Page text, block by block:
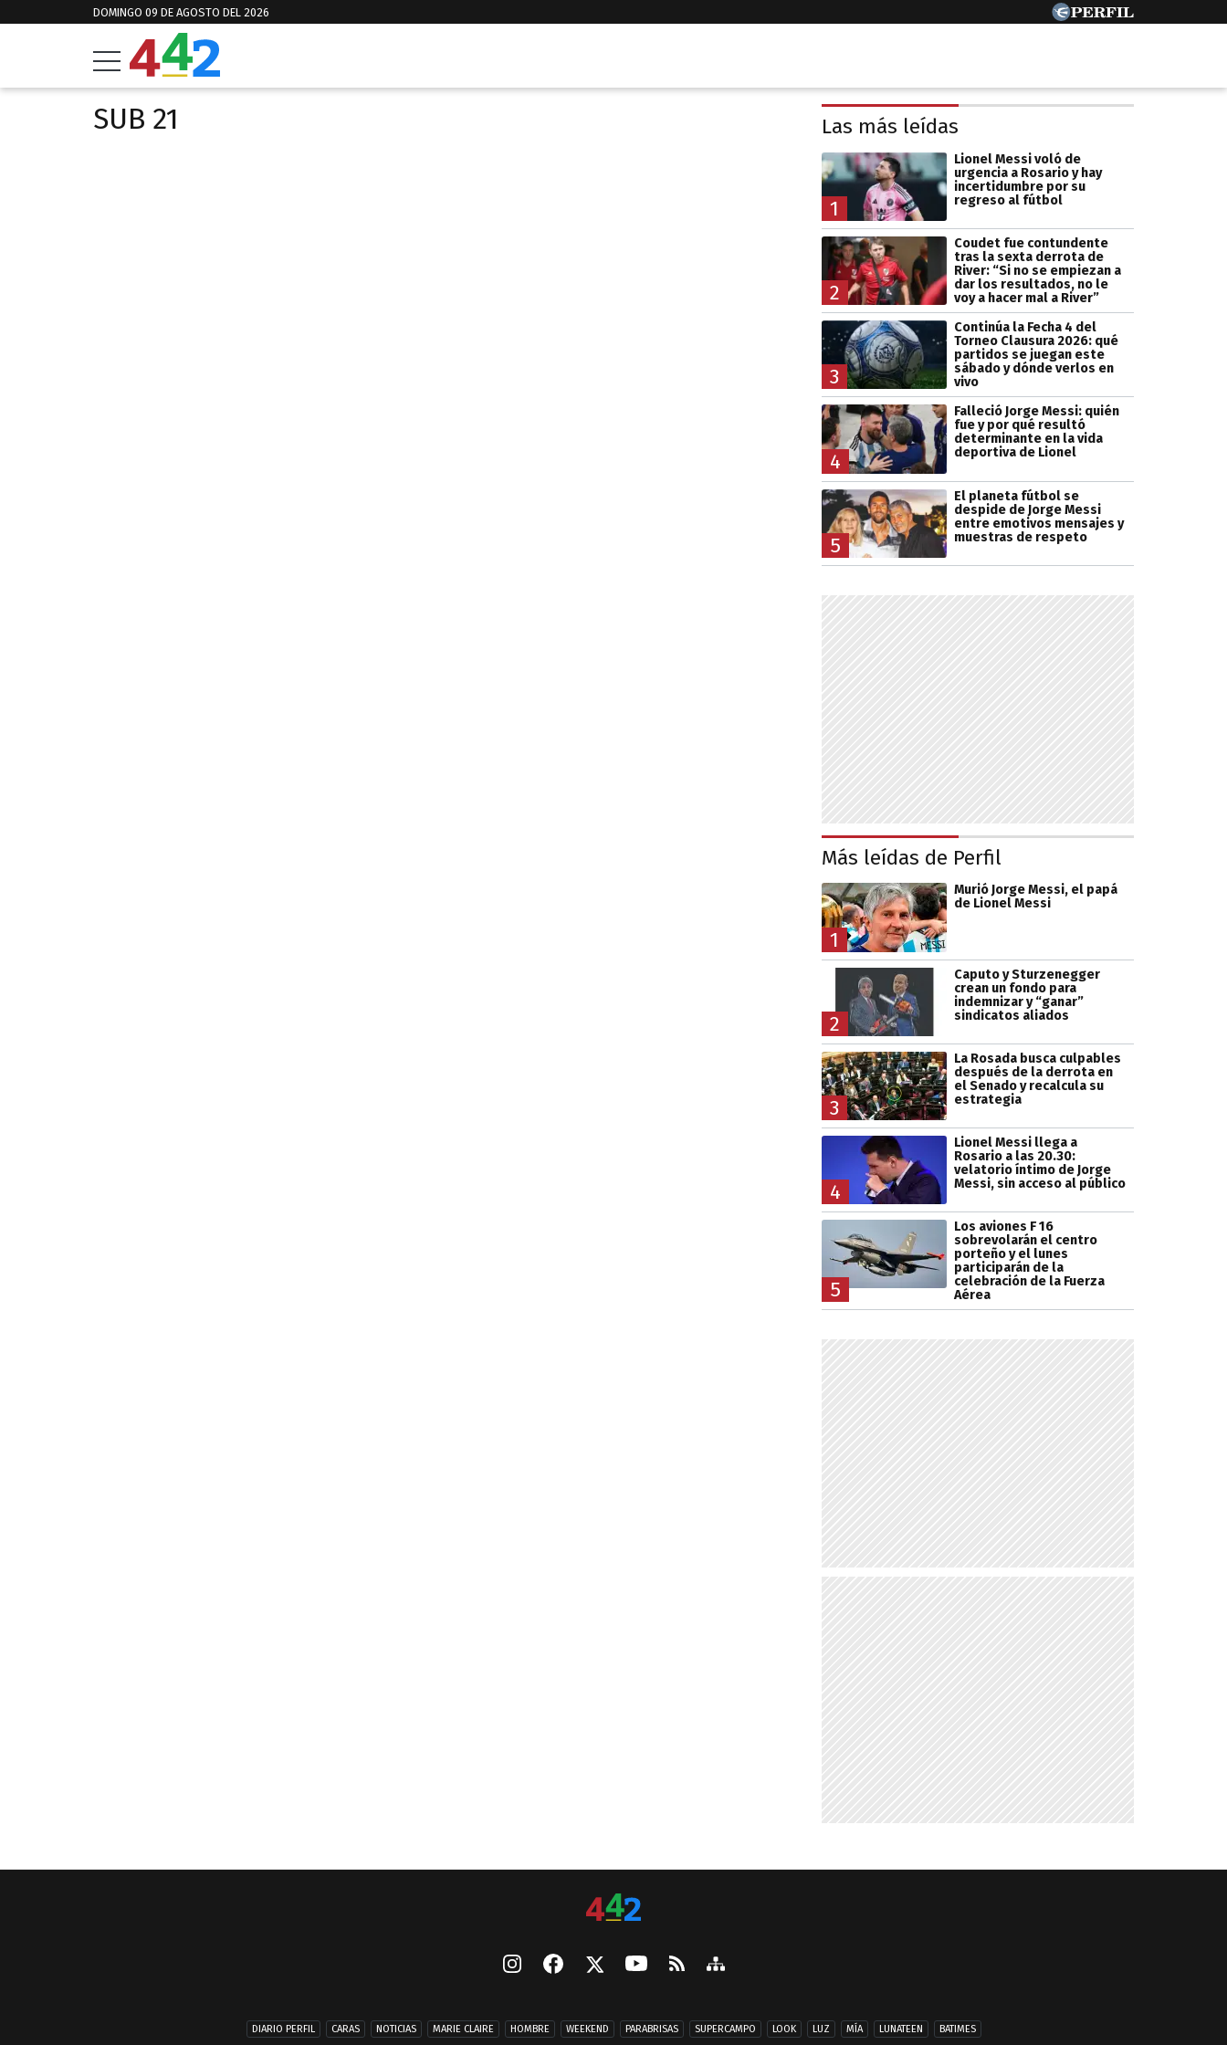
DOMINGO 09 DE AGOSTO DEL 2026
SUB 21 Las más leídas
1
Lionel Messi voló de
urgencia a Rosario y hay
incertidumbre por su
regreso al fútbol
2
Coudet fue contundente
tras la sexta derrota de
River: “Si no se empiezan a
dar los resultados, no le
voy a hacer mal a River”
3
Continúa la Fecha 4 del
Torneo Clausura 2026: qué
partidos se juegan este
sábado y dónde verlos en
vivo
4
Falleció Jorge Messi: quién
fue y por qué resultó
determinante en la vida
deportiva de Lionel
5
El planeta fútbol se
despide de Jorge Messi
entre emotivos mensajes y
muestras de respeto
Más leídas de Perfil
1
Murió Jorge Messi, el papá
de Lionel Messi
2
Caputo y Sturzenegger
crean un fondo para
indemnizar y “ganar”
sindicatos aliados
3
La Rosada busca culpables
después de la derrota en
el Senado y recalcula su
estrategia
4
Lionel Messi llega a
Rosario a las 20.30:
velatorio íntimo de Jorge
Messi, sin acceso al público
5
Los aviones F 16
sobrevolarán el centro
porteño y el lunes
participarán de la
celebración de la Fuerza
Aérea
DIARIO PERFIL CARAS NOTICIAS MARIE CLAIRE HOMBRE WEEKEND PARABRISAS SUPERCAMPO LOOK LUZ MÍA LUNATEEN BATIMES